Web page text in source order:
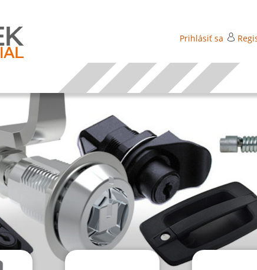
Prihlásiť sa